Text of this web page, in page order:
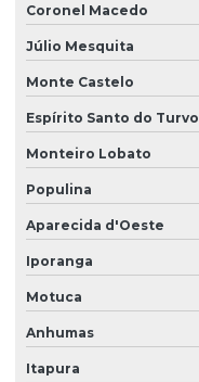
Coronel Macedo
Júlio Mesquita
Monte Castelo
Espírito Santo do Turvo
Monteiro Lobato
Populina
Aparecida d'Oeste
Iporanga
Motuca
Anhumas
Itapura